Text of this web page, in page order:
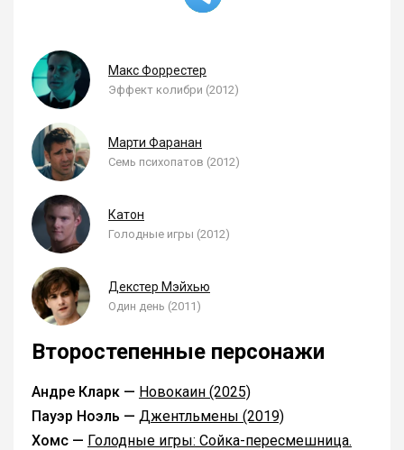
Макс Форрестер
Эффект колибри (2012)
Марти Фаранан
Семь психопатов (2012)
Катон
Голодные игры (2012)
Декстер Мэйхью
Один день (2011)
Второстепенные персонажи
Андре Кларк — Новокаин (2025)
Пауэр Ноэль — Джентльмены (2019)
Хомс — Голодные игры: Сойка-пересмешница.